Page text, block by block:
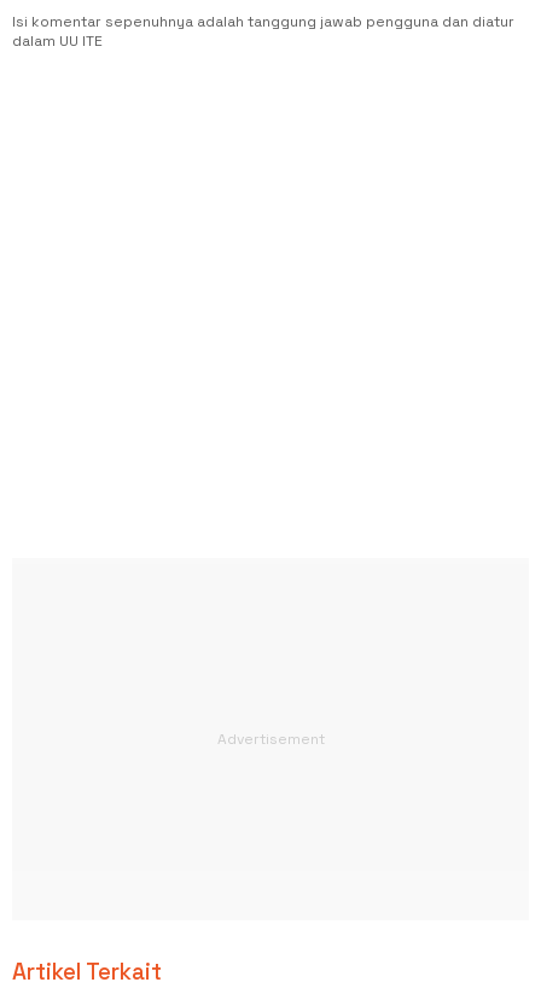
Isi komentar sepenuhnya adalah tanggung jawab pengguna dan diatur
dalam UU ITE
Artikel Terkait